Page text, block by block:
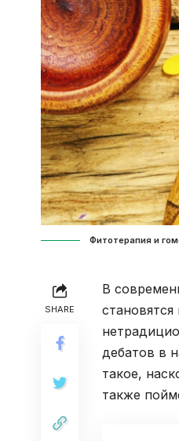
Фитотерапия и
SHARE
В
дебатов в
такое,
также